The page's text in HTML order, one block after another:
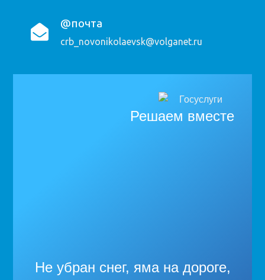
@почта
crb_novonikolaevsk@volganet.ru
Решаем вместе
Не убран снег, яма на дороге,